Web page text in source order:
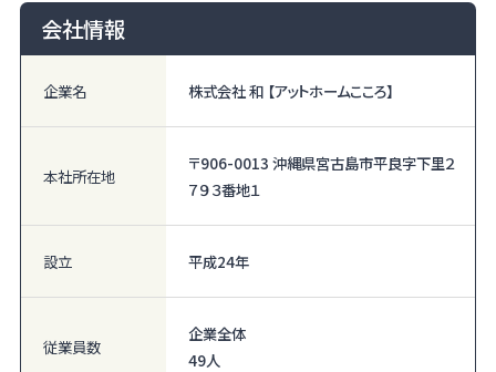
会社情報
企業名 株式会社 和 【アットホームこころ】
本社所在地
〒906-0013 沖縄県宮古島市平良字下里２
７９３番地１
設立 平成24年
従業員数
企業全体
49人